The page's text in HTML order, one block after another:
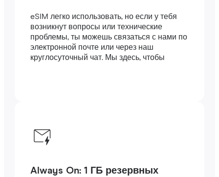
eSIM легко использовать, но если у тебя
возникнут вопросы или технические
проблемы, ты можешь связаться с нами по
электронной почте или через наш
круглосуточный чат. Мы здесь, чтобы
Always On: 1 ГБ резервных